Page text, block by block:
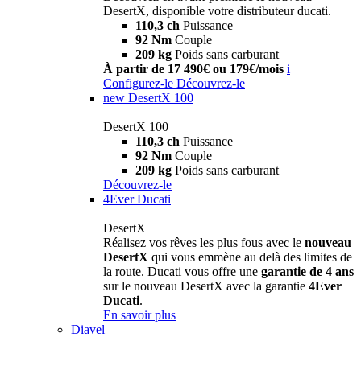
DesertX, disponible votre distributeur ducati.
110,3 ch Puissance
92 Nm Couple
209 kg Poids sans carburant
À partir de 17 490€ ou 179€/mois i
Configurez-le Découvrez-le
new DesertX 100
DesertX 100
110,3 ch Puissance
92 Nm Couple
209 kg Poids sans carburant
Découvrez-le
4Ever Ducati
DesertX
Réalisez vos rêves les plus fous avec le nouveau
DesertX qui vous emmène au delà des limites de
la route. Ducati vous offre une garantie de 4 ans
sur le nouveau DesertX avec la garantie 4Ever
Ducati.
En savoir plus
Diavel